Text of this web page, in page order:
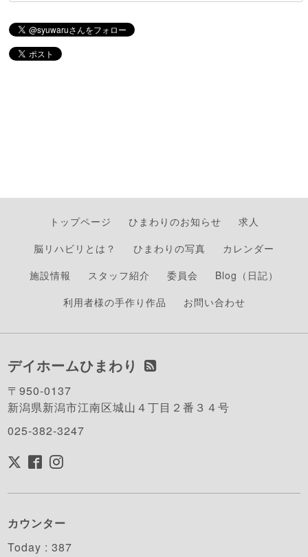
トップページ ひまわりのお知らせ
求人
脳リハビリとは？
ひまわりの写真
カレンダー
施設情報
スタッフ紹介 委員会
Blog（日記）
利用者様の手作り作品
お問い合わせ
デイホームひまわり
〒950-0137
新潟県新潟市江南区城山４丁目２番３４号
025-382-3247
カウンター
Today :387